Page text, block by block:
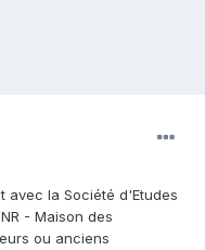
avec la Société d'Etudes
- Maison des
ou anciens